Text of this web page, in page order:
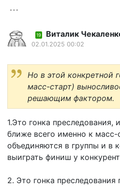
19 Виталик
02.01.2025 00:02
Но в этой конкретной
масс-старт)
решающим фактором.
1.Это гонка преследования,
ближе всего именно к масс-
объединяются в группы и в
выиграть финиш у
2. Это гонка